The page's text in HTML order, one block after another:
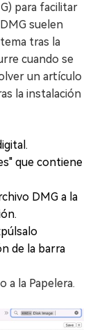
para facilitar
suelen
tras la
cuando se
un artículo
la instalación
que contiene
DMG a la
de la barra
a la Papelera.